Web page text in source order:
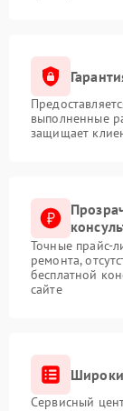
выполненные
защищает
Точные прайс-
ремонта,
бесплатной
сайте
Сервисный